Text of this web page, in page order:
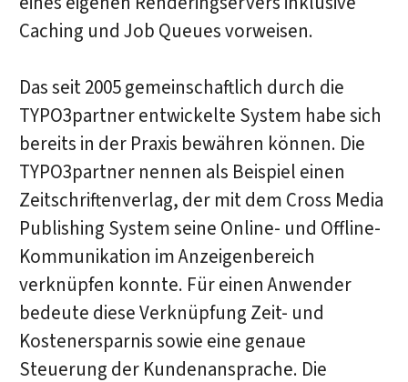
Caching und Job Queues vorweisen.
Das seit 2005 gemeinschaftlich durch die
TYPO3partner entwickelte System habe sich
bereits in der Praxis bewähren können. Die
TYPO3partner nennen als Beispiel einen
Zeitschriftenverlag, der mit dem Cross Media
Publishing System seine Online- und Offline-
Kommunikation im Anzeigenbereich
verknüpfen konnte. Für einen Anwender
bedeute diese Verknüpfung Zeit- und
Kostenersparnis sowie eine genaue
Steuerung der Kundenansprache. Die